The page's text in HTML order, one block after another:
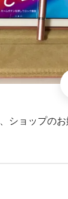
ショップの